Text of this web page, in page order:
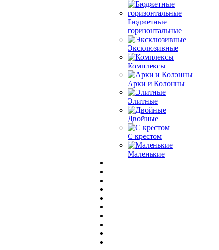
Бюджетные
горизонтальные
Эксклюзивные
Комплексы
Арки и Колонны
Элитные
Двойные
С крестом
Маленькие